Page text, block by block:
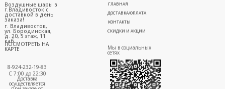
г. Владивосток,
ул. Бородинская,
д. 20, 5 этаж, 11
каб.
ПОСМОТРЕТЬ НА
КАРТЕ
ГЛАВНАЯ
ДОСТАВКА/ОПЛАТА
СКИДКИ И АКЦИИ
КОНТАКТЫ
8-924-232-19-83
С 7:00 до 22:30
Доставка
осуществляется
Воздушные шары в
г.Владивосток с
доставкой в день
заказа!
Мы в социальных
сетях